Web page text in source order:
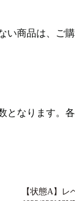
い商品は、ご
となります。
【状態A】レ